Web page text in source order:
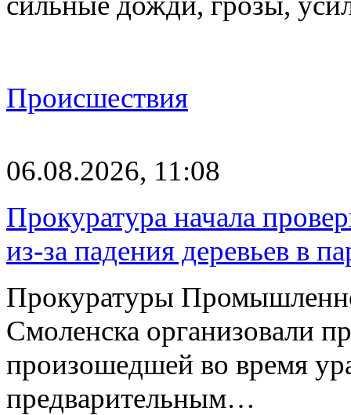
Происшествия
06.08.2026, 11:08
Прокуратура начала
из-за падения деревьев в
Прокуратуры
Смоленска организовали
произошедшей во время
предварительным…